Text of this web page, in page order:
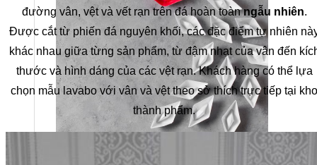
đường vân, vệt và vết rạn trên đá hoàn toànngẫu nhiên.
Được cắt từ phiến đá nguyên khối, các đặc điểm tự nhiên
khác nhau giữa từng sản phẩm, từ đậm nhạt của vân đến
thước và hình dáng của các vệt rạn. Khách hàng có thể lựa
chọn mẫu lavabo với vân và vệt theo sở thích trực tiếp tại kho
thành phẩm.